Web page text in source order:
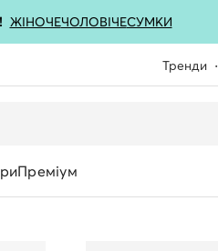
ЖІНОЧЕЧОЛОВІЧЕСУМКИ
Тренди
Преміум